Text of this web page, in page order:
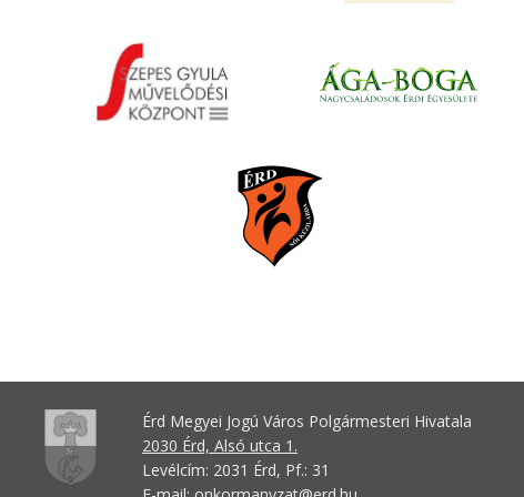
Érd Megyei Jogú Város Polgármesteri Hivatala
2030 Érd, Alsó utca 1.
Levélcím: 2031 Érd, Pf.: 31